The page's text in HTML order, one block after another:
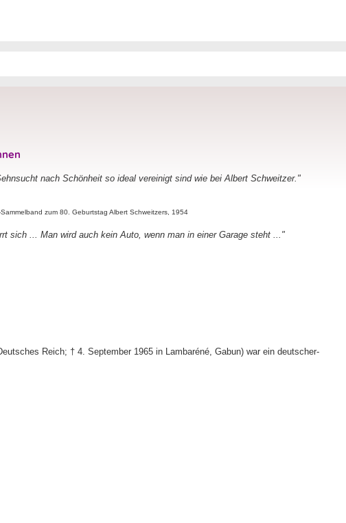
nach Schönheit so ideal vereinigt sind wie bei Albert Schweitzer."
zum 80. Geburtstag Albert Schweitzers, 1954
sich ... Man wird auch kein Auto, wenn man in einer Garage steht ..."
Reich; † 4. September 1965 in Lambaréné, Gabun) war ein deutscher-